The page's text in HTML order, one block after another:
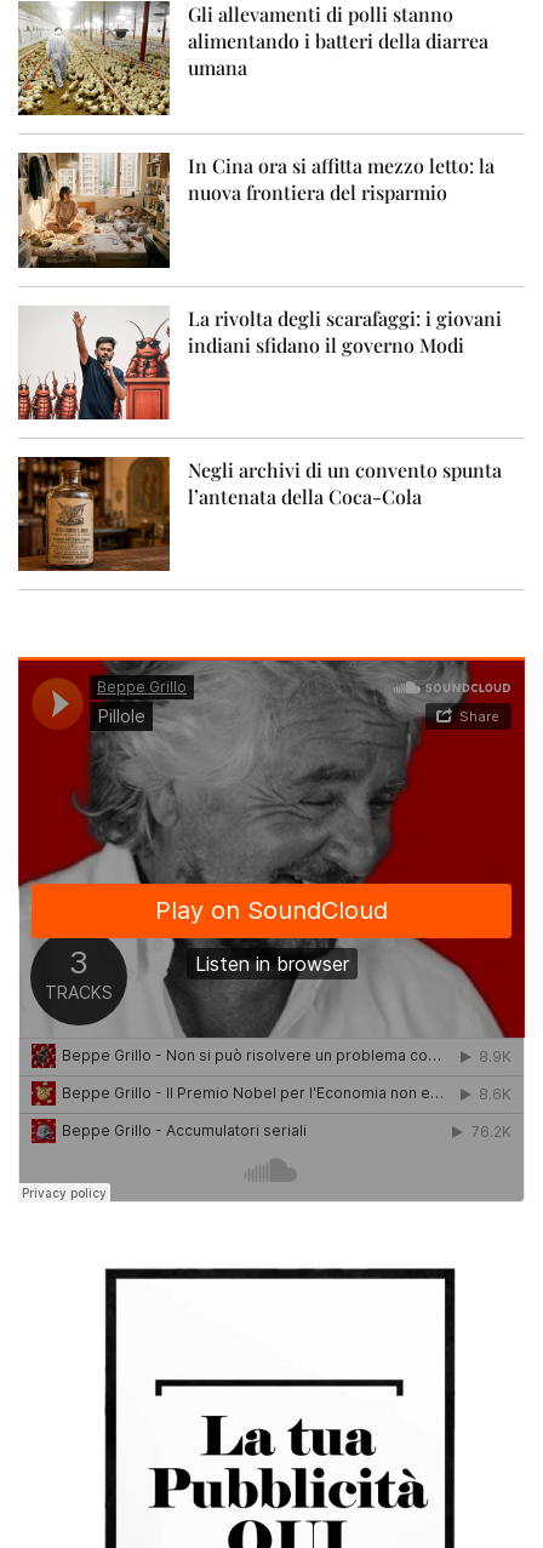
Gli allevamenti di polli stanno
alimentando i batteri della diarrea
umana
In Cina ora si affitta mezzo letto: la
nuova frontiera del risparmio
La rivolta degli scarafaggi: i giovani
indiani sfidano il governo Modi
Negli archivi di un convento spunta
l’antenata della Coca-Cola